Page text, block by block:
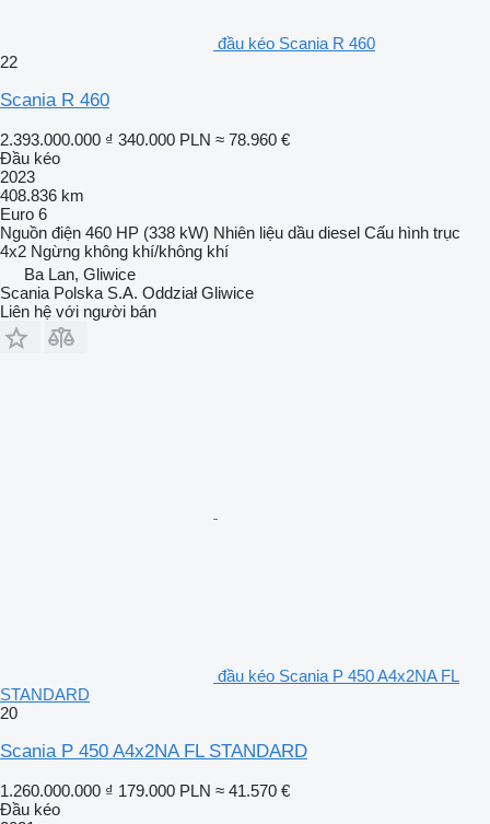
đầu kéo Scania R 460
22
Scania R 460
2.393.000.000 ₫ 340.000 PLN ≈ 78.960 €
Đầu kéo
2023
408.836 km
Euro 6
Nguồn điện 460 HP (338 kW) Nhiên liệu dầu diesel Cấu hình trục
4x2 Ngừng không khí/không khí
Ba Lan, Gliwice
Scania Polska S.A. Oddział Gliwice
Liên hệ với người bán
đầu kéo Scania P 450 A4x2NA FL
STANDARD
20
Scania P 450 A4x2NA FL STANDARD
1.260.000.000 ₫ 179.000 PLN ≈ 41.570 €
Đầu kéo